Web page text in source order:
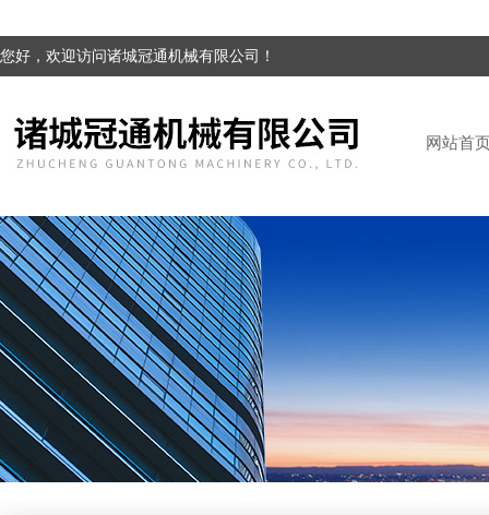
您好，欢迎访问诸城冠通机械有限公司！
网站首